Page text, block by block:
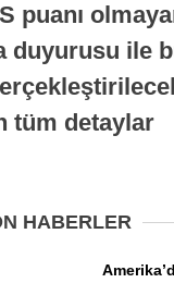
puanı
duyurusu ile
tüm detaylar
HABERLER